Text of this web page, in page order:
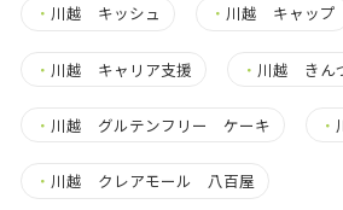
・ 川越 キッシュ ・ 川越 キャップ
・ 川越 キャリア支援 ・ 川越 きん
・ 川越 グルテンフリー ケーキ ・
・ 川越 クレアモール 八百屋